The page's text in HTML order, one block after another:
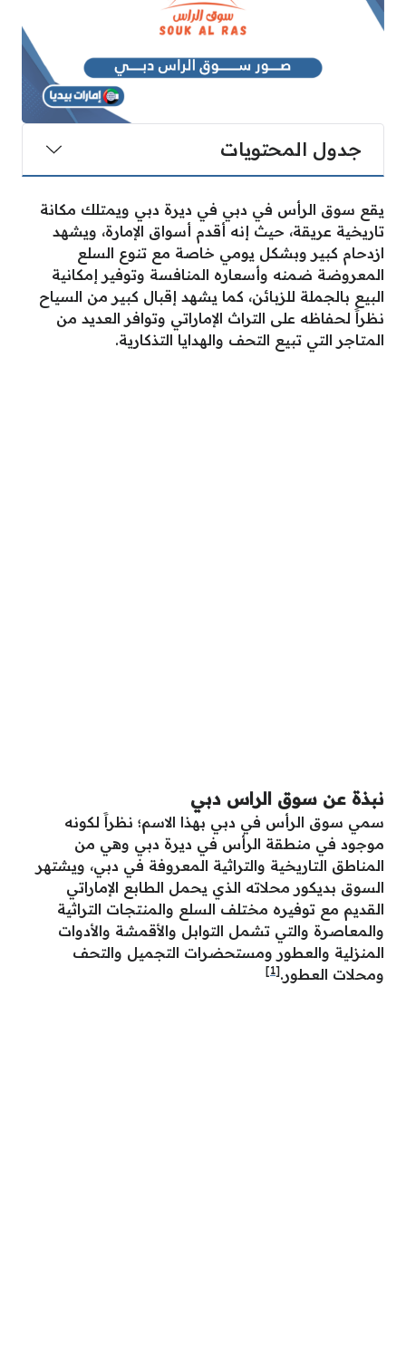
جدول المحتويات
يقع سوق الرأس في دبي في ديرة دبي ويمتلك مكانة
تاريخية عريقة، حيث إنه أقدم أسواق الإمارة، ويشهد
ازدحام كبير وبشكل يومي خاصة مع تنوع السلع
المعروضة ضمنه وأسعاره المنافسة وتوفير إمكانية
البيع بالجملة للزبائن، كما يشهد إقبال كبير من السياح
نظراََ لحفاظه على التراث الإماراتي وتوافر العديد من
المتاجر التي تبيع التحف والهدايا التذكارية.
نبذة عن سوق الراس دبي
سمي سوق الرأس في دبي بهذا الاسم؛ نظراََ لكونه
موجود في منطقة الرأس في ديرة دبي وهي من
المناطق التاريخية والتراثية المعروفة في دبي، ويشتهر
السوق بديكور محلاته الذي يحمل الطابع الإماراتي
القديم مع توفيره مختلف السلع والمنتجات التراثية
والمعاصرة والتي تشمل التوابل والأقمشة والأدوات
المنزلية والعطور ومستحضرات التجميل والتحف
ومحلات العطور.[1]